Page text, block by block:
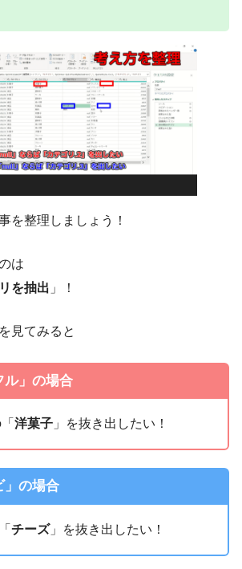
を整理しましょう！
は
を抽出 」！
見てみると
ル」の場合
洋菓子 」を抜き出したい！
」の場合
チーズ」を抜き出したい！